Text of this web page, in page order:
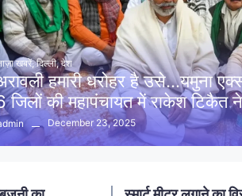
खबरें, दिल्ली, देश
हमारी धरोहर है उसे…यमुना
जिलों की महापंचायत में राकेश टिकैत
December 23, 2025
नलखेड़ा: मां बगलामुखी